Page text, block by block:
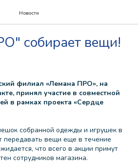
Новости
собирает вещи!
филиал «Лемана ПРО», на
принял участие в совместной
в рамках проекта «Сердце
собранной одежды и игрушек в
передавать вещи еще в течение
что всего в акции примут
сотрудников магазина.